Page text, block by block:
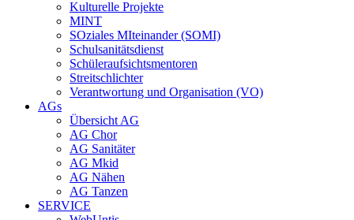
Kulturelle Projekte
MINT
SOziales MIteinander (SOMI)
Schulsanitätsdienst
Schüleraufsichtsmentoren
Streitschlichter
Verantwortung und Organisation (VO)
AGs
Übersicht AG
AG Chor
AG Sanitäter
AG Mkid
AG Nähen
AG Tanzen
SERVICE